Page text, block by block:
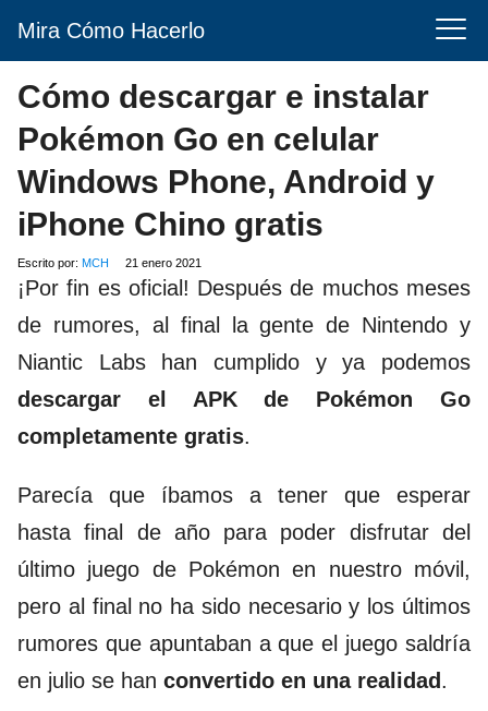
Mira Cómo Hacerlo
Cómo descargar e instalar
Pokémon Go en celular
Windows Phone, Android y
iPhone Chino gratis
Escrito por: MCH 21 enero 2021
¡Por fin es oficial! Después de muchos meses
de rumores, al final la gente de Nintendo y
Niantic Labshan cumplido y ya podemos
descargar el APK de Pokémon Go
completamente gratis.
Parecía que íbamos a tener que esperar
hasta final de año para poder disfrutar del
último juego de Pokémon en nuestro móvil,
pero al final no ha sido necesario y los últimos
rumores que apuntaban a que el juego saldría
en julio se han convertido en una realidad .